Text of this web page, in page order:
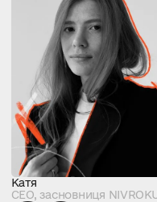
Катя
СЕО, засновниця